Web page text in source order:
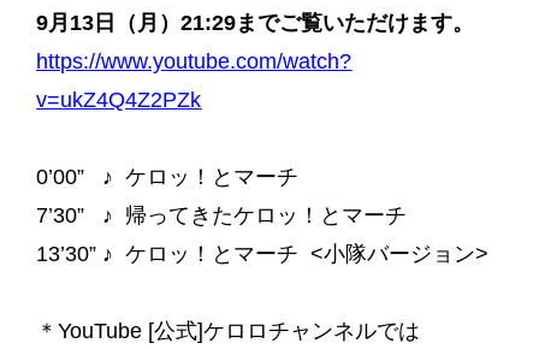
9月13日（月）21:29までご覧いただけます。
https://www.youtube.com/watch?
v=ukZ4Q4Z2PZk
0’00” ♪ ケロッ！とマーチ
7’30” ♪ 帰ってきたケロッ！とマーチ
13’30” ♪ ケロッ！とマーチ <小隊バージョン>
＊YouTube [公式]ケロロチャンネルでは